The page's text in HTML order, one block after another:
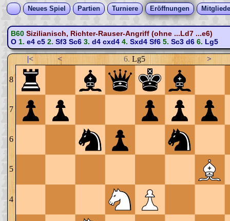
Neues Spiel Partien Turniere Eröffnungen
B60 Sizilianisch, Richter-Rauser-Angriff (ohne ...Ld7 ...e6)
O1. e4 c52. Sf3 Sc63. d4 cxd44. Sxd4 Sf65. Sc3 d66. Lg5
|< < 6. Lg5 >
8
7
6
5
4